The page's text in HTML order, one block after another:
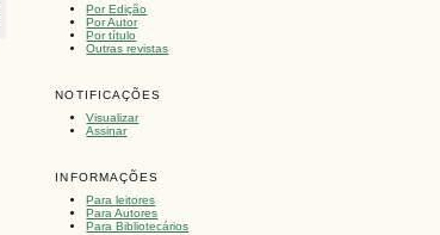
Por Edição
Por Autor
Por título
Outras revistas
NOTIFICAÇÕES
Visualizar
Assinar
INFORMAÇÕES
Para leitores
Para Autores
Para Bibliotecários